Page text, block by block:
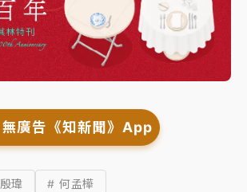
無廣告《知新聞》App
瑋 # 何孟樺